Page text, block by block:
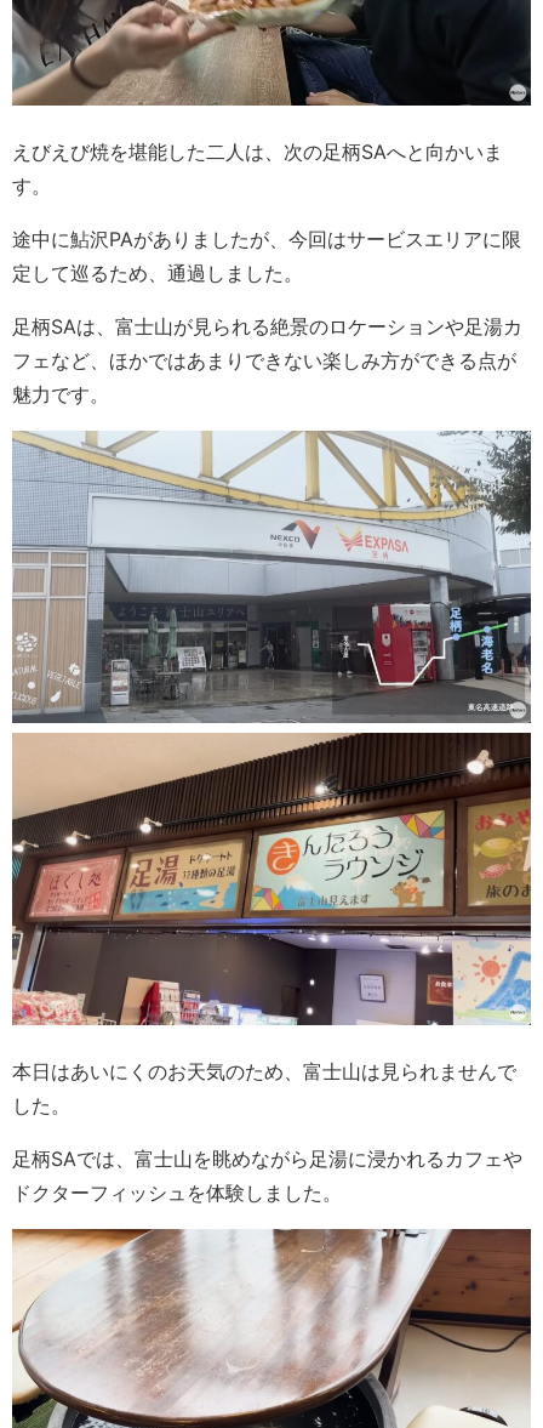
えびえび焼を堪能した二人は、次の足柄SAへと向かいま
す。
途中に鮎沢PAがありましたが、今回はサービスエリアに限
定して巡るため、通過しました。
足柄SAは、富士山が見られる絶景のロケーションや足湯カ
フェなど、ほかではあまりできない楽しみ方ができる点が
魅力です。
本日はあいにくのお天気のため、富士山は見られませんで
した。
足柄SAでは、富士山を眺めながら足湯に浸かれるカフェや
ドクターフィッシュを体験しました。